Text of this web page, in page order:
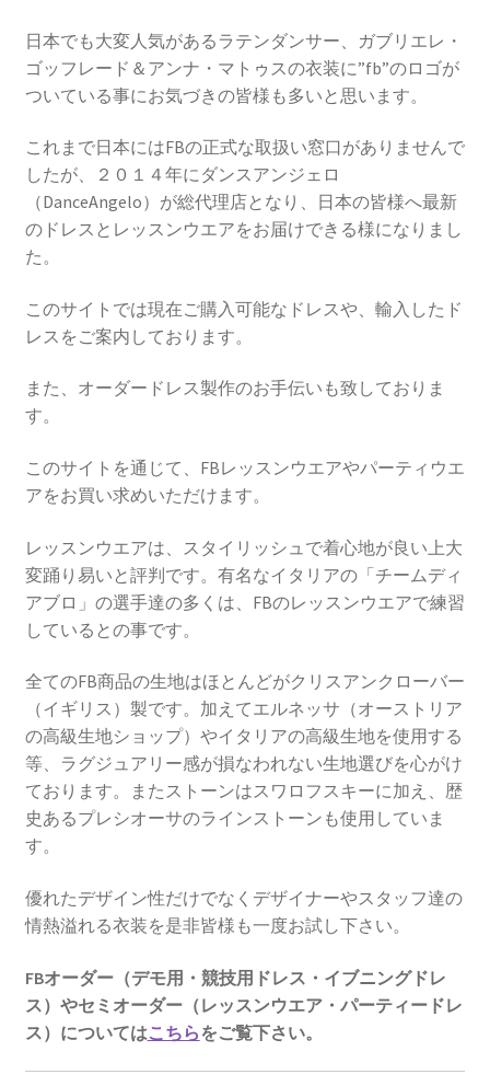
日本でも大変人気があるラテンダンサー、ガブリエレ・
ゴッフレード＆アンナ・マトゥスの衣装に”fb”のロゴが
ついている事にお気づきの皆様も多いと思います。
これまで日本にはFBの正式な取扱い窓口がありませんで
したが、２０１４年にダンスアンジェロ
（DanceAngelo） が総代理店となり、日本の皆様へ最新
のドレスとレッスンウエアをお届けできる様になりまし
た。
このサイトでは現在ご購入可能なドレスや、輸入したド
レスをご案内しております。
また、オーダードレス製作のお手伝いも致しておりま
す。
このサイトを通じて、FBレッスンウエアやパーティウエ
アをお買い求めいただけます。
レッスンウエアは、スタイリッシュで着心地が良い上大
変踊り易いと評判です。有名なイタリアの「チームディ
アブロ」の選手達の多くは、FBのレッスンウエアで練習
しているとの事です。
全てのFB商品の生地はほとんどがクリスアンクローバー
（イギリス）製です。加えてエルネッサ（オーストリア
の高級生地ショップ）やイタリアの高級生地を使用する
等、ラグジュアリー感が損なわれない生地選びを心がけ
ております。またストーンはスワロフスキーに加え、歴
史あるプレシオーサのラインストーンも使用していま
す。
優れたデザイン性だけでなくデザイナーやスタッフ達の
情熱溢れる衣装を是非皆様も一度お試し下さい。
FBオーダー（デモ用・競技用ドレス・イブニングドレ
ス）やセミオーダー（レッスンウエア・パーティードレ
ス）についてはこちらをご覧下さい。